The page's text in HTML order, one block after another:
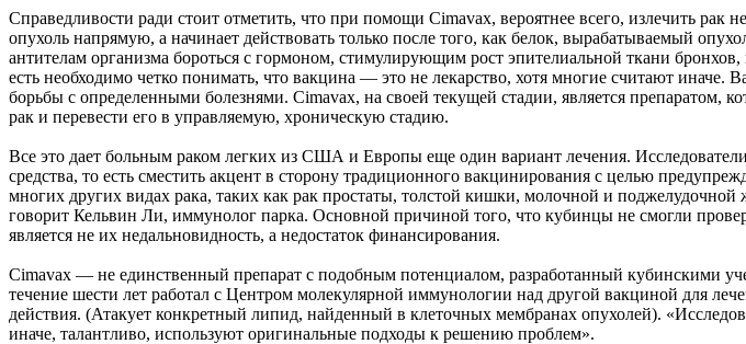
Справедливости ради стоит отметить, что при помощи Cimavax, вероятнее всего, излечить рак
опухоль напрямую, а начинает действовать только после того, как белок, вырабатываемый
антителам организма бороться с гормоном, стимулирующим рост эпителиальной ткани
есть необходимо четко понимать, что вакцина — это не лекарство, хотя многие считают
борьбы с определенными болезнями. Cimavax, на своей текущей стадии, является препаратом,
рак и перевести его в управляемую, хроническую стадию.
Все это дает больным раком легких из США и Европы еще один вариант лечения.
средства, то есть сместить акцент в сторону традиционного вакцинирования с целью
многих других видах рака, таких как рак простаты, толстой кишки, молочной и
говорит Кельвин Ли, иммунолог парка. Основной причиной того, что кубинцы не смогли
является не их недальновидность, а недостаток финансирования.
Cimavax — не единственный препарат с подобным потенциалом, разработанный кубинскими
течение шести лет работал с Центром молекулярной иммунологии над другой вакциной для
действия. (Атакует конкретный липид, найденный в клеточных мембранах опухолей).
иначе, талантливо, используют оригинальные подходы к решению проблем».